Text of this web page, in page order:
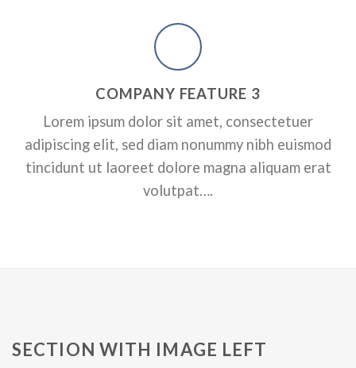
COMPANY FEATURE 3
Lorem ipsum dolor sit amet, consectetuer
adipiscing elit, sed diam nonummy nibh euismod
tincidunt ut laoreet dolore magna aliquam erat
volutpat….
SECTION WITH IMAGE LEFT